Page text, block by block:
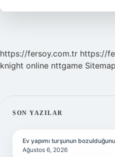
https://fersoy.com.tr https://
knight online nttgame Sitemap
SIDEBAR
SON YAZILAR
Ev yapımı turşunun
Ağustos 6, 2026